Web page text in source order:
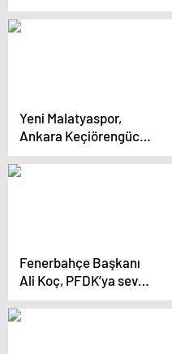
taraftarları, eşi benzeri
görülmemiş bir
Yeni Malatyaspor,
Ankara Keçiörengücü
maçını Şanlıurfa’da
oynayacak
Fenerbahçe Başkanı
Ali Koç, PFDK’ya sevk
edildi